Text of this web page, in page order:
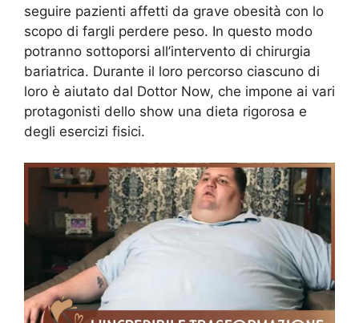
seguire pazienti affetti da grave obesità con lo
scopo di fargli perdere peso. In questo modo
potranno sottoporsi all’intervento di chirurgia
bariatrica. Durante il loro percorso ciascuno di
loro è aiutato dal Dottor Now, che impone ai vari
protagonisti dello show una dieta rigorosa e
degli esercizi fisici.